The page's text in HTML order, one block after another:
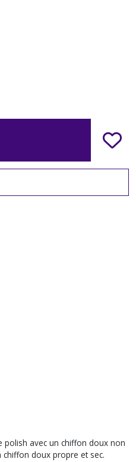
polish avec un chiffon doux non
chiffon doux propre et sec.